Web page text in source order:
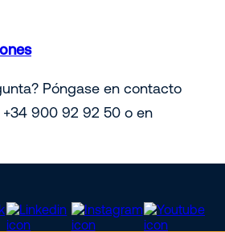
Póngase en contacto
900 92 92 50 o en